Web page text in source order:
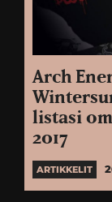
Arch
listasi
2017
ARTIKKELIT